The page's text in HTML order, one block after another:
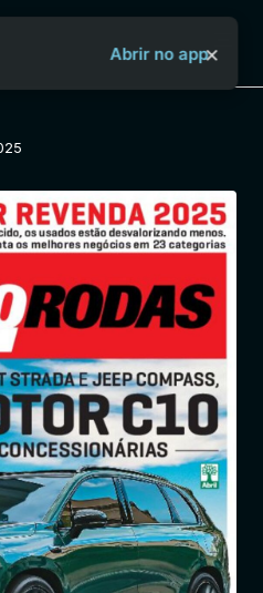
Sobre o Aya Bancah
Início
Revistas
Jornais
Notícias
Entrar
Abrir no app×